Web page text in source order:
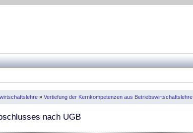
» Vertiefung der Kernkompetenzen aus Betriebswirtschaftslehre
nach UGB